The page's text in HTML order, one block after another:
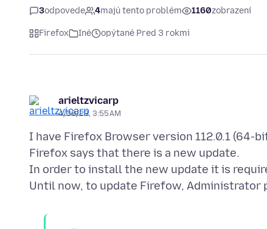
3odpovede 4majú tento problém 1160zobrazení
Firefox Iné opýtané Pred 3 rokmi
arieltzvicarp
4/30/23, 3:55 AM
I have Firefox Browser version 112.0.1 (64-
Firefox says that there is a new update.
In order to install the new update it is